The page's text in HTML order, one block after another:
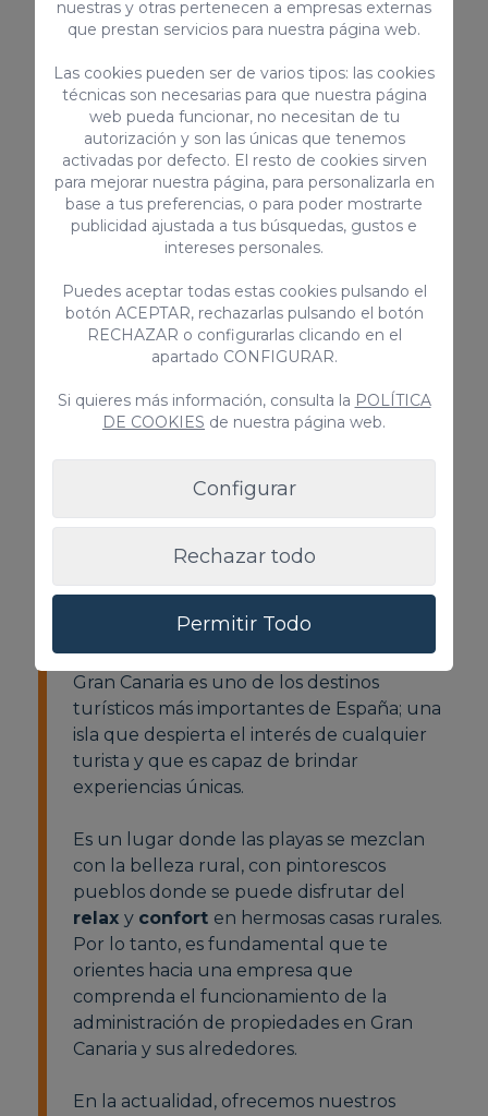
EN GRAN CANARIA
VillaGranCanaria ofrece un servicio completo
de gestión de casas rurales en la hermosa isla
de Gran Canaria, donde nos adaptamos
minuciosamente a tus necesidades personales.
Si buscas una solución personalizada para
aumentar al máximo las reservas de tu
propiedad, nuestro servicio es la elección ideal.
gestión de tu villa, nosotros asumimos todas las
responsabilidades en tu nombre. ¡No tendrás
que preocuparte por nada en absoluto!
CONTACTAR
EXPERIENCIAS RURALES NO SOLO
EN SAN AGUSTÍN
Gran Canaria es uno de los destinos
turísticos más importantes de España; una
isla que despierta el interés de cualquier
turista y que es capaz de brindar
experiencias únicas.
Es un lugar donde las playas se mezclan
con la belleza rural, con pintorescos
pueblos donde se puede disfrutar del
relaxy confort en hermosas casas rurales.
Por lo tanto, es fundamental que te
orientes hacia una empresa que
comprenda el funcionamiento de la
administración de propiedades en Gran
Canaria y sus alrededores.
En la actualidad, ofrecemos nuestros
nuestras y otras pertenecen a empresas externas
que prestan servicios para nuestra página web.
Las cookies pueden ser de varios tipos: las cookies
técnicas son necesarias para que nuestra página
web pueda funcionar, no necesitan de tu
autorización y son las únicas que tenemos
activadas por defecto. El resto de cookies sirven
para mejorar nuestra página, para personalizarla en
base a tus preferencias, o para poder mostrarte
publicidad ajustada a tus búsquedas, gustos e
intereses personales.
Puedes aceptar todas estas cookies pulsando el
botón ACEPTAR, rechazarlas pulsando el botón
RECHAZAR o configurarlas clicando en el
apartado CONFIGURAR.
Si quieres más información, consulta la POLÍTICA
DE COOKIES de nuestra página web.
Configurar
Rechazar todo
Permitir Todo